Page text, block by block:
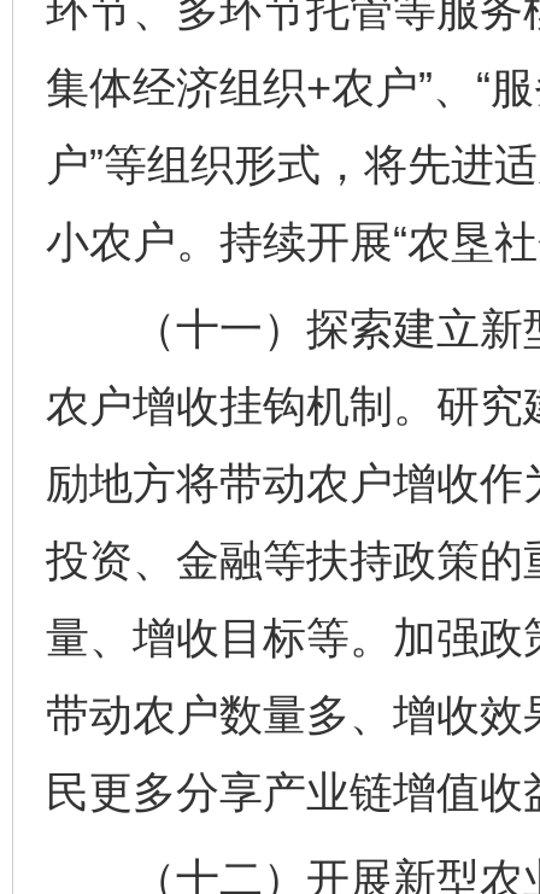
环节、多环节托管等服务
集体经济组织+农户”、“
户”等组织形式，将先进
小农户。持续开展“农垦
（十一）探索建立新
农户增收挂钩机制。研
励地方将带动农户增收
投资、金融等扶持政策
量、增收目标等。加强
带动农户数量多、增收
民更多分享产业链增值收
（十二）开展新型农